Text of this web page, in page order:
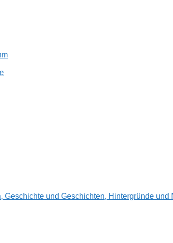
Geschichte und Geschichten, Hintergründe